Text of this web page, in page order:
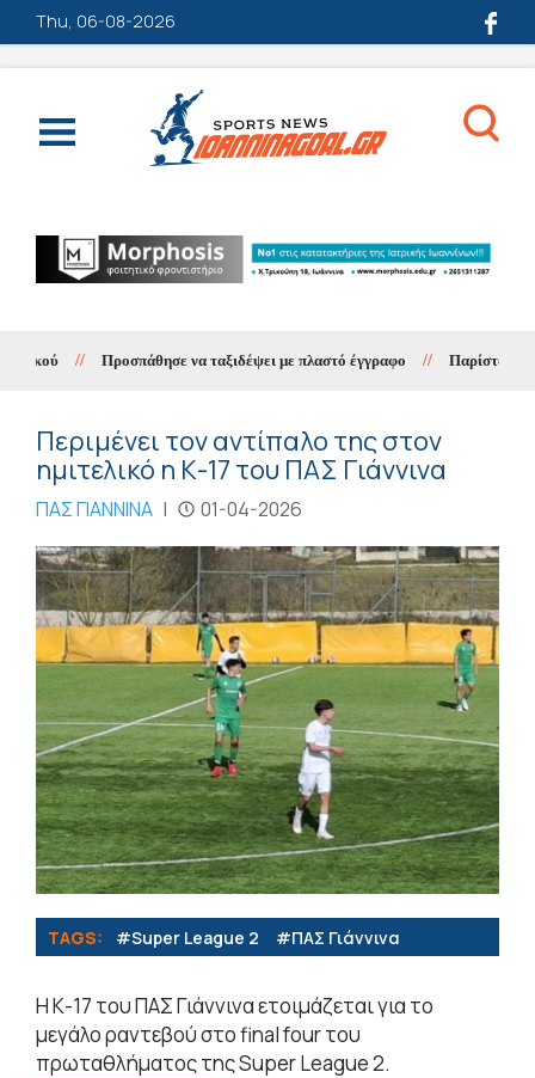
Thu, 06-08-2026
// Προσπάθησε να ταξιδέψει με πλαστό έγγραφο // Παρίστανε τον
Περιμένει τον αντίπαλο της στον
ημιτελικό η Κ-17 του ΠΑΣ Γιάννινα
ΠΑΣ ΓΙΑΝΝΙΝΑ | 01-04-2026
TAGS: #Super League 2 #ΠΑΣ Γιάννινα
Η Κ-17 του ΠΑΣ Γιάννινα ετοιμάζεται για το
μεγάλο ραντεβού στο final four του
πρωταθλήματος της Super League 2.